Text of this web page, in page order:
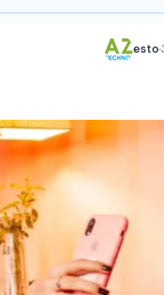
esto